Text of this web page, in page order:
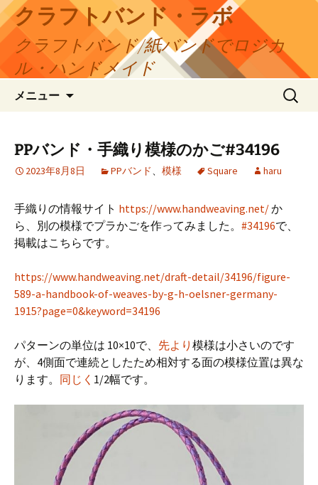
コ
ン
テ
ツ
ス
クラフトバンド・ラボ
クラフトバンド/紙バンドでロジカ
ル・ハンドメイド
メニュー
検
索:
PPバンド・手織り模様のかご#34196
2023年8月8日 PPバンド、 模様 Square haru
手織りの情報サイト https://www.handweaving.net/か
ら、別の模様でプラかごを作ってみました。 #34196で、
掲載はこちらです。
https://www.handweaving.net/draft-detail/34196/figure-
589-a-handbook-of-weaves-by-g-h-oelsner-germany-
1915?page=0&keyword=34196
パターンの単位は 10×10で、 先より 模様は小さいのです
が、4側面で連続としたため相対する面の模様位置は異な
ります。 同じく 1/2幅です。